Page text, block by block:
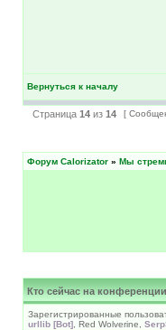
Вернуться к началу
Страница 14 из 14 [
Форум Calorizator » Мы
Кто сейчас на конференции
Зарегистрированные
urllib [Bot] , Red Wolverine,